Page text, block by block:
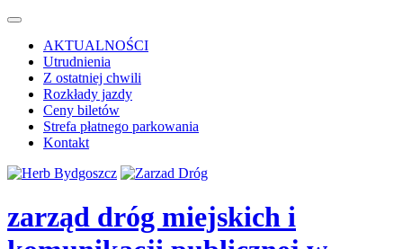
AKTUALNOŚCI
Utrudnienia
Z ostatniej chwili
Rozkłady jazdy
Ceny biletów
Strefa płatnego parkowania
Kontakt
zarząd dróg miejskich i